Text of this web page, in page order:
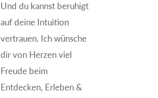
Und du kannst beruhigt
auf deine Intuition
vertrauen. Ich wünsche
dir von Herzen viel
Freude beim
Entdecken, Erleben &